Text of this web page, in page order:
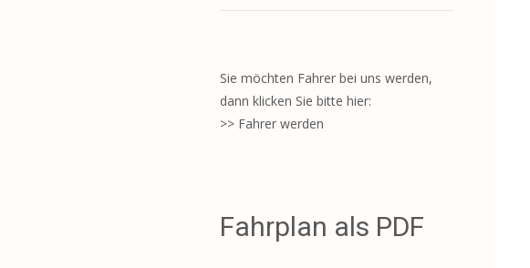
Sie möchten Fahrer bei uns werden,
dann klicken Sie bitte hier:
>> Fahrer werden
Fahrplan als PDF